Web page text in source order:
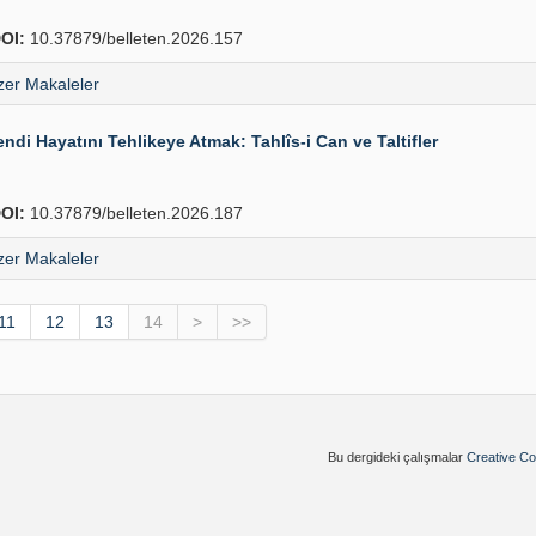
10.37879/belleten.2026.157
Makaleler
Hayatını Tehlikeye Atmak: Tahlîs-i Can ve Taltifler
10.37879/belleten.2026.187
Makaleler
12 13 14 > >>
Bu dergideki çalışmalar Creative